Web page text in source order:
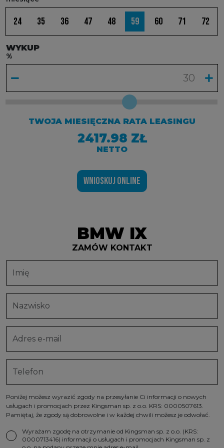
24 35 36 47 48 59 60 71 72
WYKUP
%
TWOJA MIESIĘCZNA RATA LEASINGU
2417.98 ZŁ
NETTO
WNIOSKUJ ONLINE
BMW IX
ZAMÓW KONTAKT
Poniżej możesz wyrazić zgody na przesyłanie Ci informacji o nowych
usługach i promocjach przez Kingsman sp. z o.o. KRS: 0000507613.
Pamiętaj, że zgody są dobrowolne i w każdej chwili możesz je odwołać.
Wyrażam zgodę na otrzymanie od Kingsman sp. z o.o. (KRS:
0000713416) informacji o usługach i promocjach Kingsman sp. z